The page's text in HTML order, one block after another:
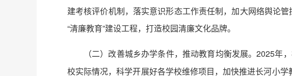
建考核评价机制，落实意识形态工作责任制，加大网络舆论
“清廉教育”建设工程，打造校园清廉文化品牌。
（二）改善城乡办学条件，推动教育均衡发展。2025年
校实际情况，科学开展好各学校维修项目，加快推进长河小